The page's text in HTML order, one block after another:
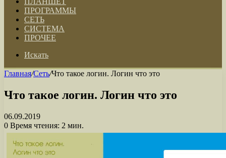
ПРОГРАММЫ
СЕТЬ
СИСТЕМА
ПРОЧЕЕ
Искать
Главная/Сеть/Что такое логин. Логин что это
Что такое логин. Логин что это
06.09.2019
0 Время чтения: 2 мин.